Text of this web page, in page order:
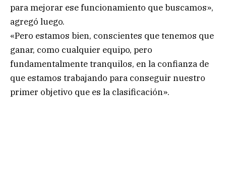
para mejorar ese funcionamiento que buscamos»,
agregó luego.
«Pero estamos bien, conscientes que tenemos que
ganar, como cualquier equipo, pero
fundamentalmente tranquilos, en la confianza de
que estamos trabajando para conseguir nuestro
primer objetivo que es la clasificación».